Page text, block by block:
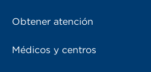
Obtener atención
Médicos y centros